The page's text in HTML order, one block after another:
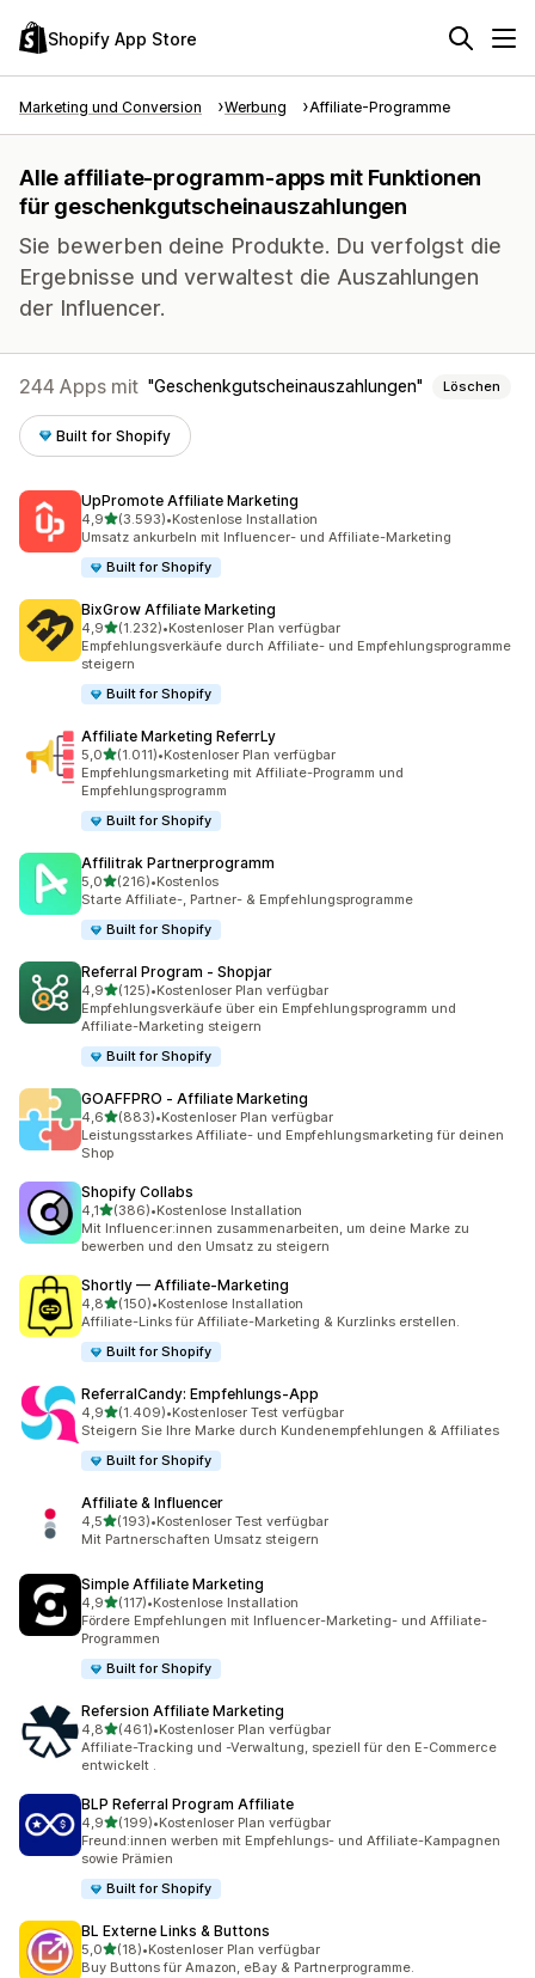
Shopify App Store
Marketing und Conversion Werbung Affiliate-Programme
Alle affiliate-programm-apps mit Funktionen
für geschenkgutscheinauszahlungen
Sie bewerben deine Produkte. Du verfolgst die
Ergebnisse und verwaltest die Auszahlungen
der Influencer.
244 Apps mit Geschenkgutscheinauszahlungen Löschen
Built for Shopify
UpPromote Affiliate Marketing
4,9von 5 Sternen
(3.593)
3593 Rezensionen insgesamt
•Kostenlose Installation
Umsatz ankurbeln mit Influencer- und Affiliate-Marketing
Built for Shopify
BixGrow Affiliate Marketing
4,9von 5 Sternen
(1.232)
1232 Rezensionen insgesamt
•Kostenloser Plan verfügbar
Empfehlungsverkäufe durch Affiliate- und Empfehlungsprogramme
steigern
Built for Shopify
Affiliate Marketing ReferrLy
5,0von 5 Sternen
(1.011)
1011 Rezensionen insgesamt
•Kostenloser Plan verfügbar
Empfehlungsmarketing mit Affiliate-Programm und
Empfehlungsprogramm
Built for Shopify
Affilitrak Partnerprogramm
5,0von 5 Sternen
(216)
216 Rezensionen insgesamt
•Kostenlos
Starte Affiliate-, Partner- & Empfehlungsprogramme
Built for Shopify
Referral Program ‑ Shopjar
4,9von 5 Sternen
(125)
125 Rezensionen insgesamt
•Kostenloser Plan verfügbar
Empfehlungsverkäufe über ein Empfehlungsprogramm und
Affiliate-Marketing steigern
Built for Shopify
GOAFFPRO ‑ Affiliate Marketing
4,6von 5 Sternen
(883)
883 Rezensionen insgesamt
•Kostenloser Plan verfügbar
Leistungsstarkes Affiliate- und Empfehlungsmarketing für deinen
Shop
Shopify Collabs
4,1von 5 Sternen
(386)
386 Rezensionen insgesamt
•Kostenlose Installation
Mit Influencer:innen zusammenarbeiten, um deine Marke zu
bewerben und den Umsatz zu steigern
Shortly — Affiliate‑Marketing
4,8von 5 Sternen
(150)
150 Rezensionen insgesamt
•Kostenlose Installation
Affiliate-Links für Affiliate-Marketing & Kurzlinks erstellen.
Built for Shopify
ReferralCandy: Empfehlungs‑App
4,9von 5 Sternen
(1.409)
1409 Rezensionen insgesamt
•Kostenloser Test verfügbar
Steigern Sie Ihre Marke durch Kundenempfehlungen & Affiliates
Built for Shopify
Affiliate & Influencer
4,5von 5 Sternen
(193)
193 Rezensionen insgesamt
•Kostenloser Test verfügbar
Mit Partnerschaften Umsatz steigern
Simple Affiliate Marketing
4,9von 5 Sternen
(117)
117 Rezensionen insgesamt
•Kostenlose Installation
Fördere Empfehlungen mit Influencer-Marketing- und Affiliate-
Programmen
Built for Shopify
Refersion Affiliate Marketing
4,8von 5 Sternen
(461)
461 Rezensionen insgesamt
•Kostenloser Plan verfügbar
Affiliate-Tracking und -Verwaltung, speziell für den E-Commerce
entwickelt .
BLP Referral Program Affiliate
4,9von 5 Sternen
(199)
199 Rezensionen insgesamt
•Kostenloser Plan verfügbar
Freund:innen werben mit Empfehlungs- und Affiliate-Kampagnen
sowie Prämien
Built for Shopify
BL Externe Links & Buttons
5,0von 5 Sternen
(18)
18 Rezensionen insgesamt
•Kostenloser Plan verfügbar
Buy Buttons für Amazon, eBay & Partnerprogramme.